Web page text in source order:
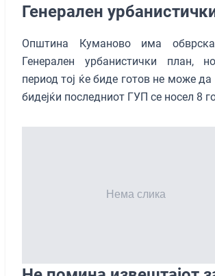
Генерален
Општина Куманово има
Генерален урбанистички план,
период тој ќе биде готов не може да
бидејќи последниот ГУП се носел 8